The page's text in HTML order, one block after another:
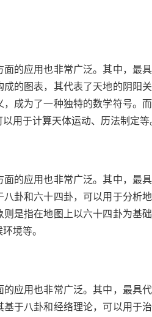
面的应用也非常广泛。其中，最
的图表，其代表了天地的阴阳
成为了一种独特的数学符号。
用于计算天体运动、历法制定等
面的应用也非常广泛。其中，最
八卦和六十四卦，可以用于分析
则是指在地图上以六十四卦为基
境等。
的应用也非常广泛。其中，最具
于八卦和经络理论，可以用于